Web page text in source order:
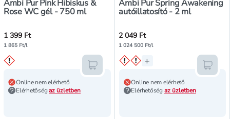
Ambi Pur Pink Hibiskus &
Rose WC gél - 750 ml
1 399 Ft
1 865 Ft/l
Online nem elérhető
Elérhetőségaz üzletben
Kosárba teszem
Ambi Pur Spring Awakening
autóillatosító - 2 ml
2 049 Ft
1 024 500 Ft/l
Online nem elérhető
Elérhetőség az üzletben
+